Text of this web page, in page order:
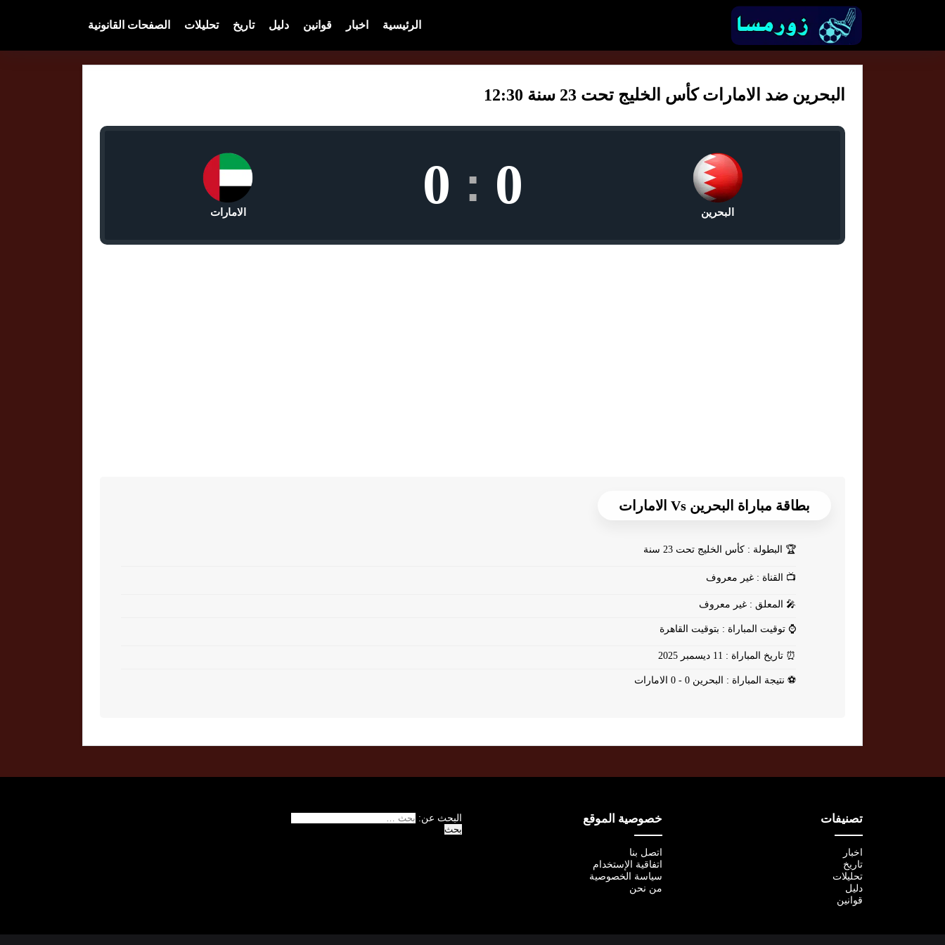
الرئيسية اخبار قوانين دليل تاريخ تحليلات الصفحات القانونية
البحرين ضد الامارات كأس الخليج تحت 23 سنة 12:30
البحرين 0
:
0 الامارات
بطاقة مباراة البحرين Vs الامارات
🏆 البطولة : كأس الخليج تحت 23 سنة
📺 القناة : غير معروف
🎤 المعلق : غير معروف
⌚ توقيت المباراة : بتوقيت القاهرة
⏰ تاريخ المباراة : 11 ديسمبر 2025
⚽ نتيجة المباراة : البحرين 0 - 0 الامارات
تصنيفات
اخبار
تاريخ
تحليلات
دليل
قوانين
خصوصية الموقع
اتصل بنا
اتفاقية الإستخدام
سياسة الخصوصية
من نحن
البحث عن: